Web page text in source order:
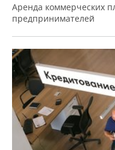
Аренда коммерческих
предпринимателей